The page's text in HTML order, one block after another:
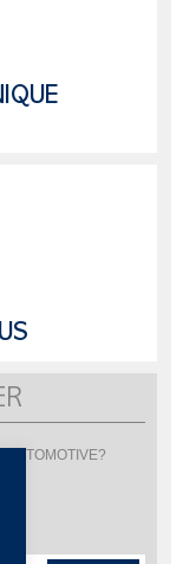
AUTOMOTIVE?